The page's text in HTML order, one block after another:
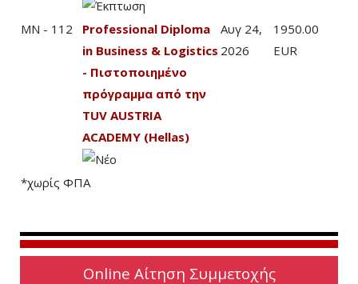
MN - 112
Professional Diploma
in Business & Logistics
- Πιστοποιημένο
πρόγραμμα από την
TUV AUSTRIA
ACADEMY (Hellas)
Αυγ 24,
2026
1950.00
EUR
*χωρίς ΦΠΑ
Online Αίτηση Συμμετοχής